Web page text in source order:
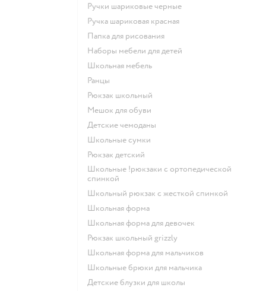
Ручки шариковые черные
Ручка шариковая красная
Папка для рисования
Наборы мебели для детей
Школьная мебель
Ранцы
Рюкзак школьный
Мешок для обуви
Детские чемоданы
Школьные сумки
Рюкзак детский
Школьные !рюкзаки с ортопедической
спинкой
Школьный рюкзак с жесткой спинкой
Школьная форма
Школьная форма для девочек
Рюкзак школьный grizzly
Школьная форма для мальчиков
Школьные брюки для мальчика
Детские блузки для школы